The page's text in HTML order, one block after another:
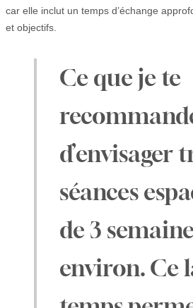
car elle inclut un temps d’échange
et objectifs.
Ce que je te
d’envisager
séances
de 3
environ. Ce